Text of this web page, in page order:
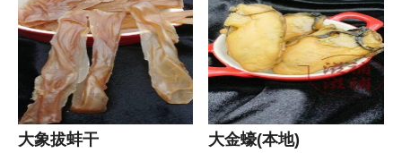
大象拔蚌干
大金蠔(本地)